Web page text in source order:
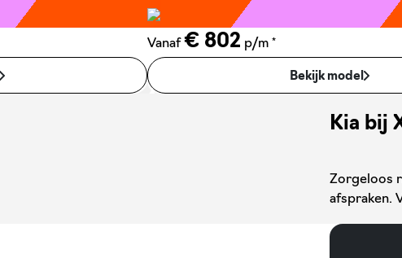
Vanaf € 802 p/m *
Bekijk model
Kia bij
Zorgeloos
afspraken.